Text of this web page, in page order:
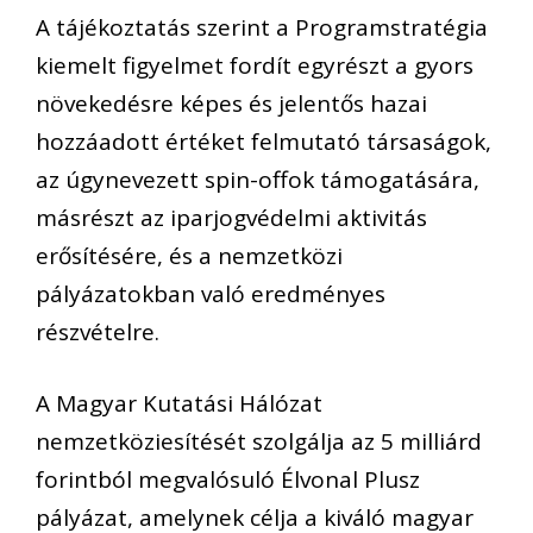
A tájékoztatás szerint a Programstratégia
kiemelt figyelmet fordít egyrészt a gyors
növekedésre képes és jelentős hazai
hozzáadott értéket felmutató társaságok,
az úgynevezett spin-offok támogatására,
másrészt az iparjogvédelmi aktivitás
erősítésére, és a nemzetközi
pályázatokban való eredményes
részvételre.
A Magyar Kutatási Hálózat
nemzetköziesítését szolgálja az 5 milliárd
forintból megvalósuló Élvonal Plusz
pályázat, amelynek célja a kiváló magyar